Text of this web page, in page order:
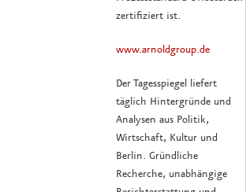
zertifiziert ist.
www.arnoldgroup.de
Der Tagesspiegel liefert
täglich Hintergründe und
Analysen aus Politik,
Wirtschaft, Kultur und
Berlin. Gründliche
Recherche, unabhängige